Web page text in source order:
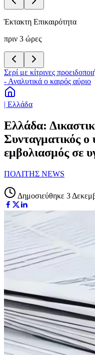
Έκτακτη Επικαιρότητα
πριν 3 ώρες
Σερί με κίτρινες
- Αναλυτικά ο καιρός αύριο
| Ελλάδα
Ελλάδα:
Συνταγματικός ο
εμβολιασμός σε
ΠΟΛΙΤΗΣ NEWS
Δημοσιεύθηκε 3